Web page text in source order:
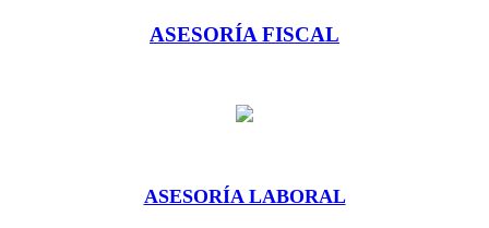
ASESORÍA FISCAL
ASESORÍA LABORAL